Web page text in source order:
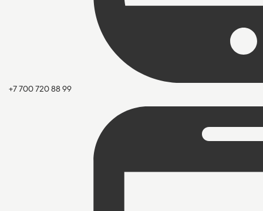
+7 700 720 88 99